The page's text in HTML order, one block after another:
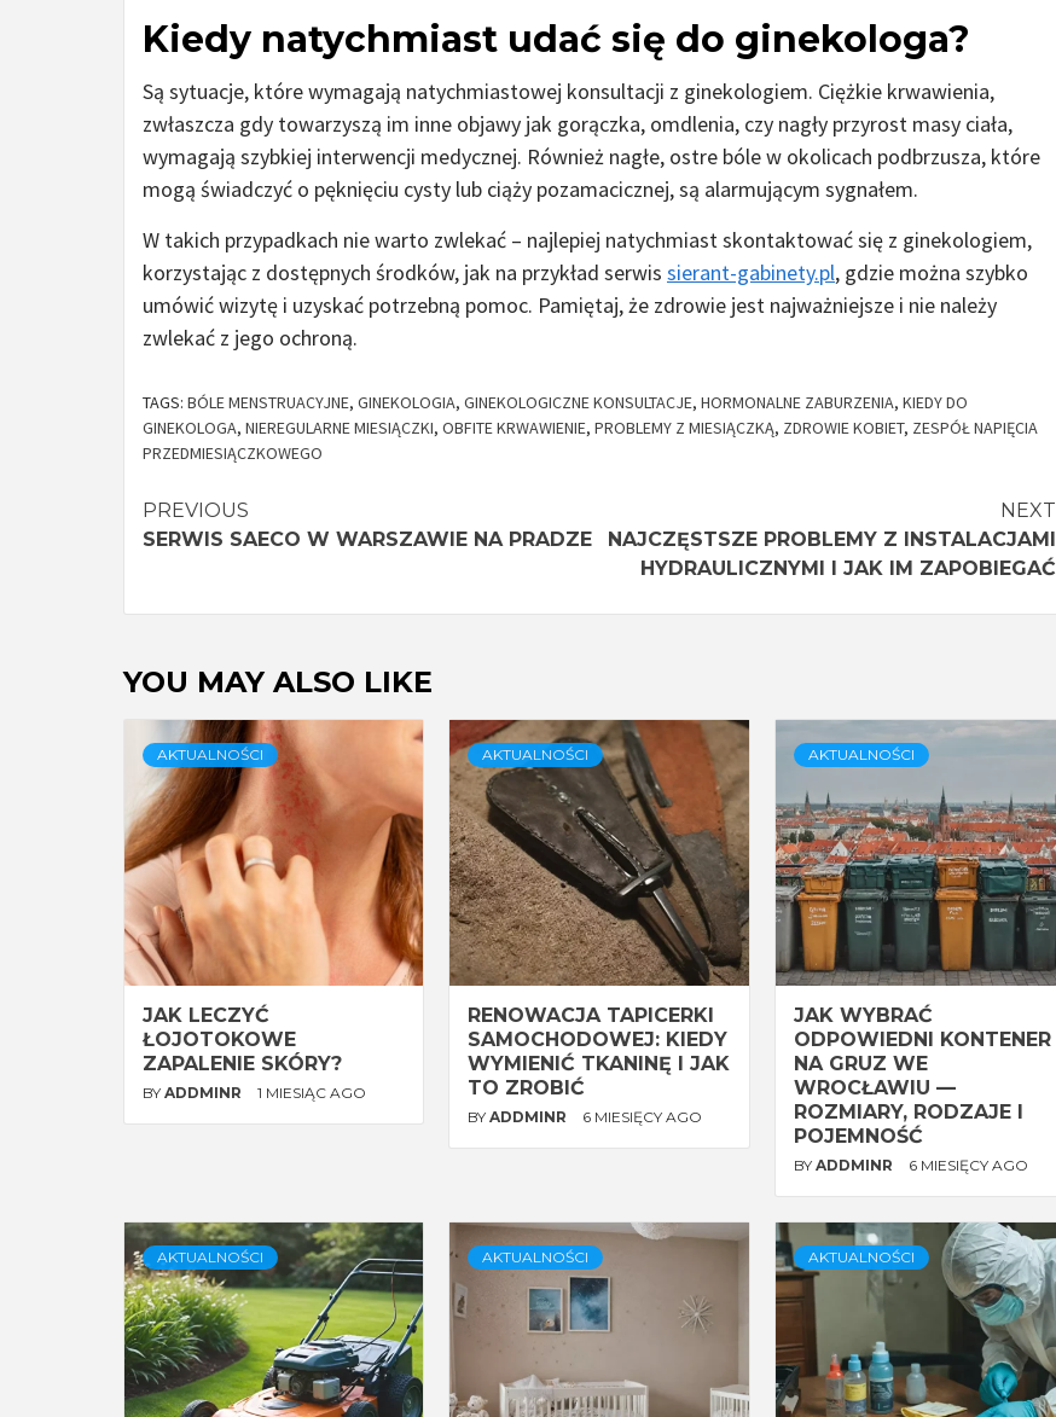
Kiedy natychmiast udać się do ginekologa?
Są sytuacje, które wymagają natychmiastowej konsultacji z ginekologiem. Ciężkie krwawienia,
zwłaszcza gdy towarzyszą im inne objawy jak gorączka, omdlenia, czy nagły przyrost masy ciała,
wymagają szybkiej interwencji medycznej. Również nagłe, ostre bóle w okolicach podbrzusza, które
mogą świadczyć o pęknięciu cysty lub ciąży pozamacicznej, są alarmującym sygnałem.
W takich przypadkach nie warto zwlekać – najlepiej natychmiast skontaktować się z ginekologiem,
korzystając z dostępnych środków, jak na przykład serwis sierant-gabinety.pl, gdzie można szybko
umówić wizytę i uzyskać potrzebną pomoc. Pamiętaj, że zdrowie jest najważniejsze i nie należy
zwlekać z jego ochroną.
TAGS: BÓLE MENSTRUACYJNE, GINEKOLOGIA, GINEKOLOGICZNE KONSULTACJE, HORMONALNE ZABURZENIA, KIEDY DO
GINEKOLOGA, NIEREGULARNE MIESIĄCZKI, OBFITE KRWAWIENIE, PROBLEMY Z MIESIĄCZKĄ, ZDROWIE KOBIET, ZESPÓŁ NAPIĘCIA
PRZEDMIESIĄCZKOWEGO
Continue
PREVIOUS
SERWIS SAECO W WARSZAWIE NA PRADZE
NEXT
NAJCZĘSTSZE PROBLEMY Z INSTALACJAMI
HYDRAULICZNYMI I JAK IM ZAPOBIEGAĆ
YOU MAY ALSO LIKE
AKTUALNOŚCI
JAK LECZYĆ
ŁOJOTOKOWE
ZAPALENIE SKÓRY?
BY ADDMINR 1 MIESIĄC AGO
AKTUALNOŚCI
RENOWACJA TAPICERKI
SAMOCHODOWEJ: KIEDY
WYMIENIĆ TKANINĘ I JAK
TO ZROBIĆ
BY ADDMINR 6 MIESIĘCY AGO
AKTUALNOŚCI
JAK WYBRAĆ
ODPOWIEDNI KONTENER
NA GRUZ WE
WROCŁAWIU —
ROZMIARY, RODZAJE I
POJEMNOŚĆ
BY ADDMINR 6 MIESIĘCY AGO
AKTUALNOŚCI AKTUALNOŚCI AKTUALNOŚCI